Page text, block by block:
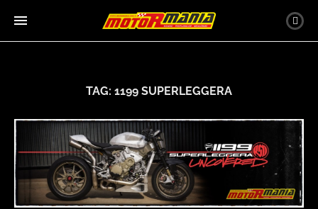
TAG: 1199 SUPERLEGGERA